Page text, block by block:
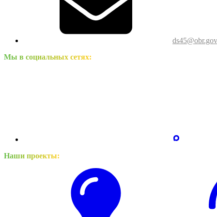
Мы в социальных сетях:
Наши проекты: